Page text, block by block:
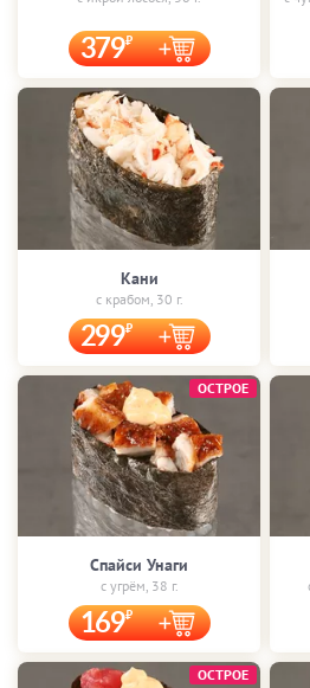
379
Кани
с крабом, 30 г.
299
Спайси Унаги
с угрём, 38 г.
169
ОСТРОЕ
ОСТРОЕ